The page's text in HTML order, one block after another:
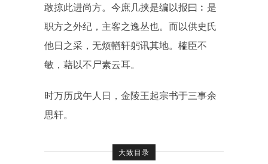
敢掠此进尚方。今庶几挟是编以报曰︰是
职方之外纪，主客之逸丛也。而以供史氏
他日之采，无烦輶轩躬讯其地。榷臣不
敏，藉以不尸素云耳。
时万历戊午人日，金陵王起宗书于三事余
思轩。
大致目录